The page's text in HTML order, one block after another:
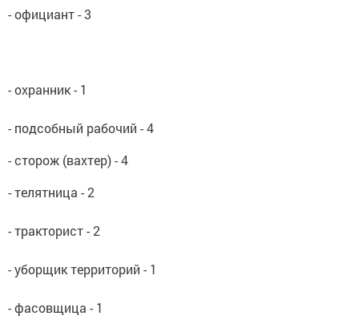
- официант - 3
- охранник - 1
- подсобный рабочий - 4
- сторож (вахтер) - 4
- телятница - 2
- тракторист - 2
- уборщик территорий - 1
- фасовщица - 1